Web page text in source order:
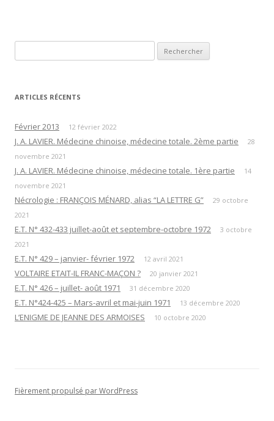
ARTICLES RÉCENTS
Février 2013 12 février 2022
J. A. LAVIER. Médecine chinoise, médecine totale. 2ème partie
28
novembre 2021
J. A. LAVIER. Médecine chinoise, médecine totale. 1ère partie
14
novembre 2021
Nécrologie : FRANÇOIS MÉNARD, alias “LA LETTRE G”
29 octobre
2021
E.T. N° 432-433 juillet-août et septembre-octobre 1972
3 octobre
2021
E.T. N° 429 – janvier- février 1972 12 avril 2021
VOLTAIRE ETAIT-IL FRANC-MAÇON ? 20 janvier 2021
E.T. N° 426 – juillet- août 1971 31 décembre 2020
E.T. N°424-425 – Mars-avril et mai-juin 1971 13 décembre 2020
L’ENIGME DE JEANNE DES ARMOISES 10 octobre 2020
Fièrement propulsé par WordPress